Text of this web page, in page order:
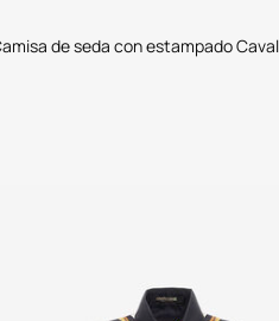
de seda con estampado